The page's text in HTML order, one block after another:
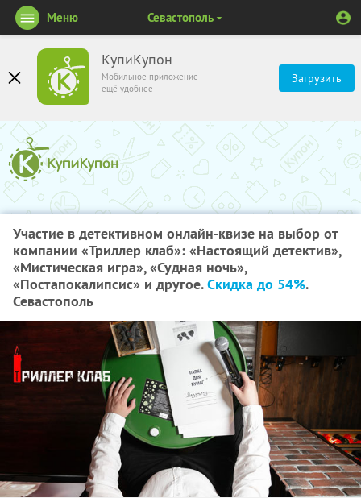
КупиКупон
Мобильное приложение
ещё удобнее
Загрузить
Меню Севастополь
Участие в детективном онлайн-квизе на выбор от
компании «Триллер клаб»: «Настоящий детектив»,
«Мистическая игра», «Судная ночь»,
«Постапокалипсис» и другое.Скидка до 54%.
Севастополь